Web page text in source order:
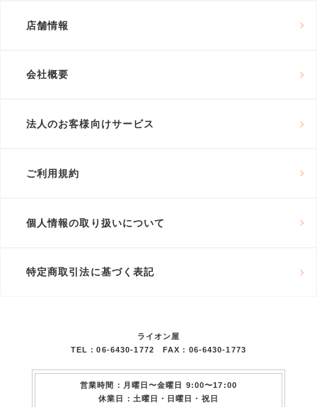
店舗情報
会社概要
法人のお客様向けサービス
ご利用規約
個人情報の取り扱いについて
特定商取引法に基づく表記
ライオン屋
TEL：06-6430-1772 FAX：06-6430-1773
営業時間：月曜日〜金曜日 9:00〜17:00
休業日：土曜日・日曜日・祝日